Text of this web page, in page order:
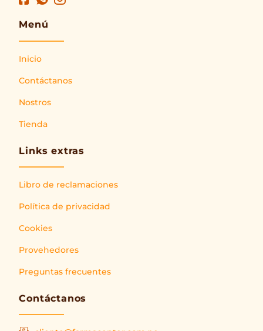
Menú
Inicio
Contáctanos
Nostros
Tienda
Links extras
Libro de reclamaciones
Política de privacidad
Cookies
Provehedores
Preguntas frecuentes
Contáctanos